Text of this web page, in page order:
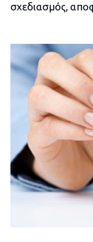
σχεδιασμός,